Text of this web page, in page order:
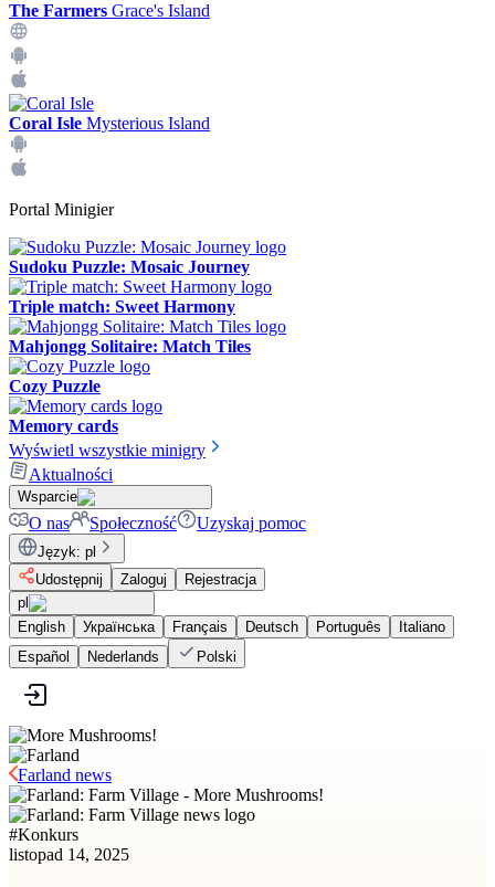
The Farmers Grace's Island
Coral Isle Mysterious Island
Portal Minigier
Sudoku Puzzle: Mosaic Journey
Triple match: Sweet Harmony
Mahjongg Solitaire: Match Tiles
Cozy Puzzle
Memory cards
Wyświetl wszystkie minigry
Aktualności
Wsparcie
O nas Społeczność Uzyskaj pomoc
Język: pl
Udostępnij
Zaloguj
Rejestracja
pl
English
Українська Français Deutsch Português
Italiano
Español
Nederlands Polski
Farland news
#Konkurs
listopad 14, 2025